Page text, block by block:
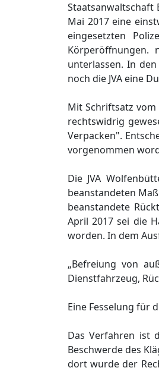
Staatsanwaltschaft
Mai 2017 eine
eingesetzten
Körperöffnungen.
unterlassen. In
noch die JVA eine
Mit Schriftsatz vom
rechtswidrig
Verpacken".
vorgenommen
Die JVA
beanstandeten
beanstandete
April 2017 sei die
worden. In dem
„Befreiung von
Dienstfahrzeug,
Eine Fesselung für
Das Verfahren ist
Beschwerde des
dort wurde der